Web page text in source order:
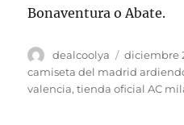
Bonaventura o Abate.
Autor
dealcoolya
Publicado
el
diciembre
camiseta del madrid
valencia,tienda oficial AC